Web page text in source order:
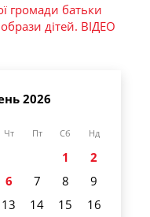
громади батьки
дітей. ВІДЕО
2026
Чт Пт Сб Нд
1
2
6 7 8
9
13 14 15
16